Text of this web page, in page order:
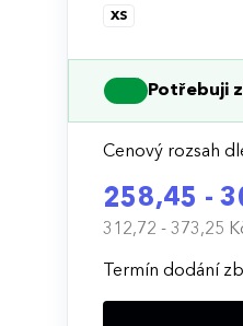
XS
Potřebuji
Cenový rozsah
258,45 -
312,72 - 373,25
Termín dodání